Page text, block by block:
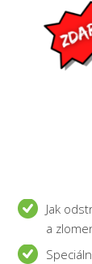
Jak
a